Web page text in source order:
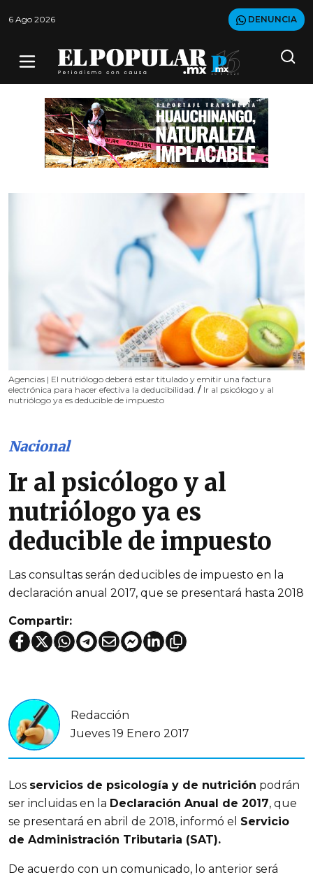
6 Ago 2026 DENUNCIA
Agencias | El nutriólogo deberá estar titulado y emitir una factura
electrónica para hacer efectiva la deducibilidad. / Ir al psicólogo y al
nutriólogo ya es deducible de impuesto
Nacional
Ir al psicólogo y al
nutriólogo ya es
deducible de impuesto
Las consultas serán deducibles de impuesto en la
declaración anual 2017, que se presentará hasta 2018
Compartir:
Redacción
Jueves 19 Enero 2017
Los servicios de psicología y de nutrición podrán
ser incluidas en la Declaración Anual de 2017, que
se presentará en abril de 2018, informó el Servicio
de Administración Tributaria (SAT).
De acuerdo con un comunicado, lo anterior será